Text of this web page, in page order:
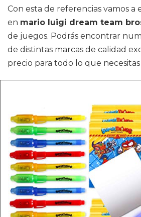
Con esta de referencias vamos
en mario luigi dream team
de juegos. Podrás encontrar
de distintas marcas de calidad
precio para todo lo que